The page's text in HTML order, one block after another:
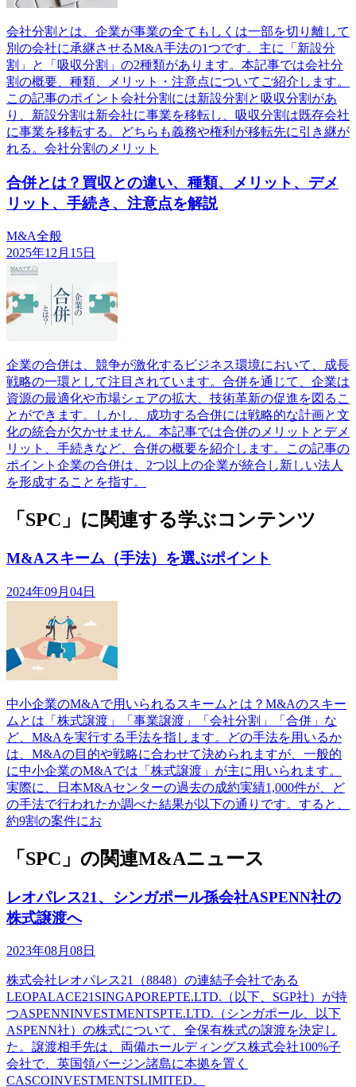
会社分割とは、企業が事業の全てもしくは一部を切り離して
別の会社に承継させるM&A手法の1つです。主に「新設分
割」と「吸収分割」の2種類があります。本記事では会社分
割の概要、種類、メリット・注意点についてご紹介します。
この記事のポイント会社分割には新設分割と吸収分割があ
り、新設分割は新会社に事業を移転し、吸収分割は既存会社
に事業を移転する。どちらも義務や権利が移転先に引き継が
れる。会社分割のメリット
合併とは？買収との違い、種類、メリット、デメ
リット、手続き、注意点を解説
M&A全般
2025年12月15日
企業の合併は、競争が激化するビジネス環境において、成長
戦略の一環として注目されています。合併を通じて、企業は
資源の最適化や市場シェアの拡大、技術革新の促進を図るこ
とができます。しかし、成功する合併には戦略的な計画と文
化の統合が欠かせません。本記事では合併のメリットとデメ
リット、手続きなど、合併の概要を紹介します。この記事の
ポイント企業の合併は、2つ以上の企業が統合し新しい法人
を形成することを指す。
「SPC」に関連する学ぶコンテンツ
M&Aスキーム（手法）を選ぶポイント
2024年09月04日
中小企業のM&Aで用いられるスキームとは？M&Aのスキー
ムとは「株式譲渡」「事業譲渡」「会社分割」「合併」な
ど、M&Aを実行する手法を指します。どの手法を用いるか
は、M&Aの目的や戦略に合わせて決められますが、一般的
に中小企業のM&Aでは「株式譲渡」が主に用いられます。
実際に、日本M&Aセンターの過去の成約実績1,000件が、ど
の手法で行われたか調べた結果が以下の通りです。すると、
約9割の案件にお
「SPC」の関連M&Aニュース
レオパレス21、シンガポール孫会社ASPENN社の
株式譲渡へ
2023年08月08日
株式会社レオパレス21（8848）の連結子会社である
LEOPALACE21SINGAPOREPTE.LTD.（以下、SGP社）が持
つASPENNINVESTMENTSPTE.LTD.（シンガポール、以下
ASPENN社）の株式について、全保有株式の譲渡を決定し
た。譲渡相手先は、両備ホールディングス株式会社100%子
会社で、英国領バージン諸島に本拠を置く
CASCOINVESTMENTSLIMITED。